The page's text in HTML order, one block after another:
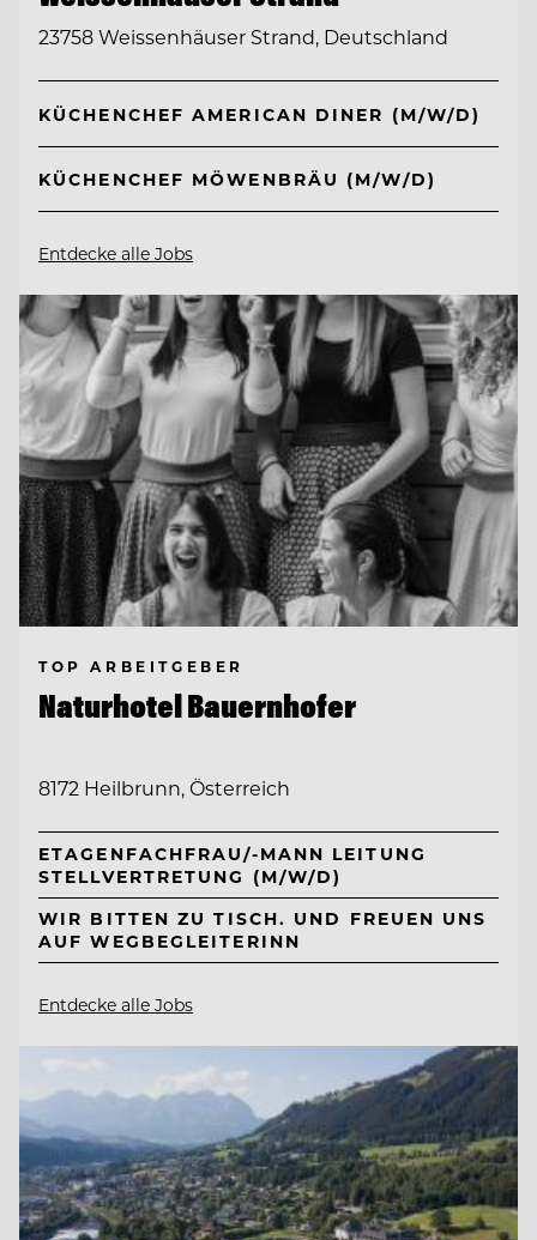
23758 Weissenhäuser Strand, Deutschland
KÜCHENCHEF AMERICAN DINER (M/W/D)
KÜCHENCHEF MÖWENBRÄU (M/W/D)
Entdecke alle Jobs
TOP ARBEITGEBER
Naturhotel Bauernhofer
8172 Heilbrunn, Österreich
ETAGENFACHFRAU/-MANN LEITUNG
STELLVERTRETUNG (M/W/D)
WIR BITTEN ZU TISCH. UND FREUEN UNS
AUF WEGBEGLEITERINN
Entdecke alle Jobs